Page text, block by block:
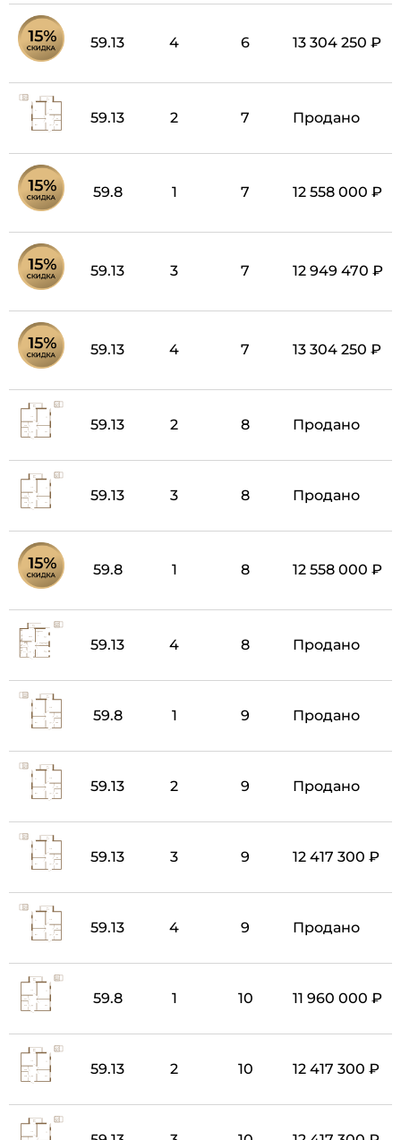
59.13 4 6 13 304 250 ₽
59.13 2 7 Продано
59.8 1 7 12 558 000 ₽
59.13 3 7 12 949 470 ₽
59.13 4 7 13 304 250 ₽
59.13 2 8 Продано
59.13 3 8 Продано
59.8 1 8 12 558 000 ₽
59.13 4 8 Продано
59.8 1 9 Продано
59.13 2 9 Продано
59.13 3 9 12 417 300 ₽
59.13 4 9 Продано
59.8 1 10 11 960 000 ₽
59.13 2 10 12 417 300 ₽